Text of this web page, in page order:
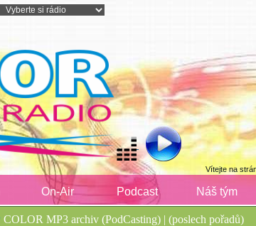
Vítejte na
On-Air Podcast Náš tým
COLOR MP3 archiv (PodCasting) | (poslech pořadů)